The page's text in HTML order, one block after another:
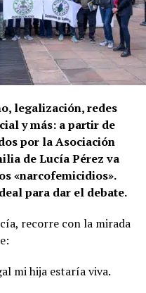
legalización, redes
y más: a partir de
por la Asociación
de Lucía Pérez va
«narcofemicidios».
para dar el debate.
recorre con la mirada
mi hija estaría viva.